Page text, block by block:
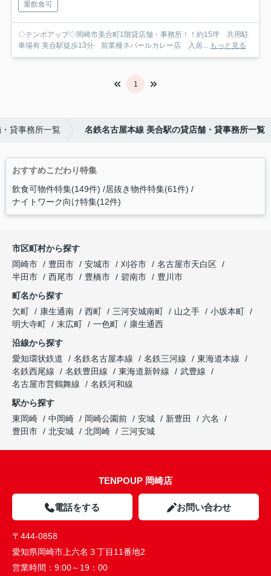
重飲食可
◇テンポアップ◇岡崎市美合町1階貸店舗・事務所！！約15坪 共用駐
車場有 美合駅徒歩13分 前業種ネパールカレー店 入居... もっと見る
1
貸事務所一覧 名鉄名古屋本線 美合駅の貸店舗・貸事務所一覧
おすすめこだわり特集
飲食可物件特集(149件) 居抜き物件特集(61件)
ナイトワーク向け特集(12件)
市区町村から探す
岡崎市
豊田市 安城市 刈谷市
名古屋市天白区
半田市
西尾市 豊橋市 碧南市
豊川市
町名から探す
欠町
康生通南 西町 三河安城南町 山之手
小坂本町
明大寺町
末広町 一色町
康生通西
沿線から探す
愛知環状鉄道
名鉄名古屋本線 名鉄三河線
東海道本線
名鉄西尾線
名鉄豊田線 東海道新幹線
武豊線
名古屋市営鶴舞線
名鉄河和線
駅から探す
東岡崎
中岡崎 岡崎公園前 安城 新豊田
六名
豊田市
北安城 北岡崎 三河安城
TENPOUP 岡崎店
電話をする お問い合わせ
〒444-0858
愛知県岡崎市上六名３丁目11番地2
営業時間： 9:00～19：00